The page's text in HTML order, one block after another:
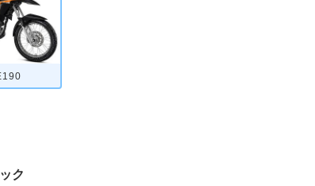
ク